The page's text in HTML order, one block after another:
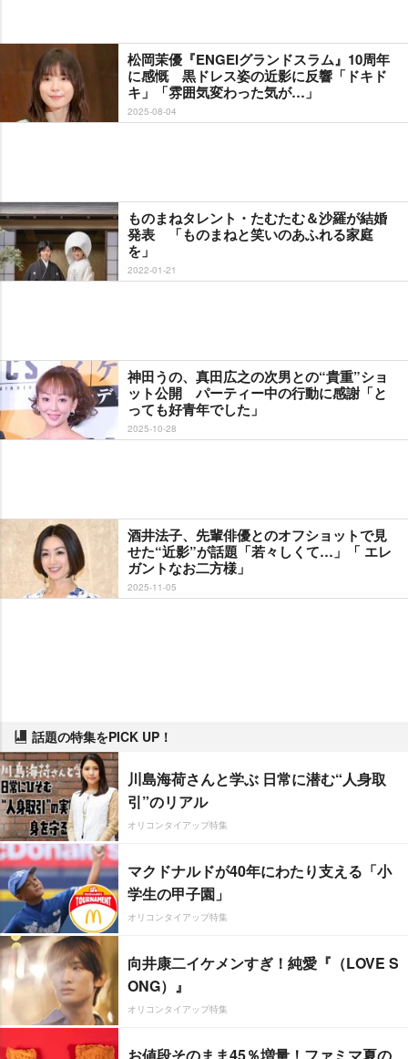
松岡茉優『ENGEIグランドスラム』10周年
に感慨 黒ドレス姿の近影に反響「ドキド
キ」「雰囲気変わった気が…」
2025-08-04
ものまねタレント・たむたむ＆沙羅が結婚
発表 「ものまねと笑いのあふれる家庭
を」
2022-01-21
神田うの、真田広之の次男との“貴重”ショ
ット公開 パーティー中の行動に感謝「と
っても好青年でした」
2025-10-28
酒井法子、先輩俳優とのオフショットで見
せた“近影”が話題「若々しくて…」「 エレ
ガントなお二方様」
2025-11-05
話題の特集をPICK UP！
川島海荷さんと学ぶ 日常に潜む“人身取
引”のリアル
オリコンタイアップ特集
マクドナルドが40年にわたり支える「小
学生の甲子園」
オリコンタイアップ特集
向井康二イケメンすぎ！純愛『（LOVE S
ONG）』
オリコンタイアップ特集